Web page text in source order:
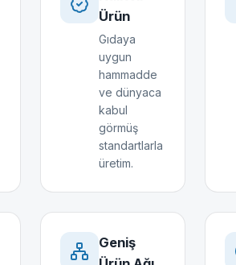
Ürün
Gıdaya
uygun
hammadde
ve dünyaca
kabul
görmüş
standartlarla
üretim.
Geniş